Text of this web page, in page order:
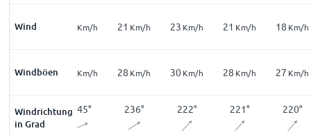
Wind
18Km/h Km/h 21 Km/h 23 Km/h 21 Km/h 18 Km/h
Windböen
26Km/h Km/h 28 Km/h 30Km/h 28 Km/h 27 Km/h
Windrichtung
in Grad
249° 245° 236° 222° 221° 220°